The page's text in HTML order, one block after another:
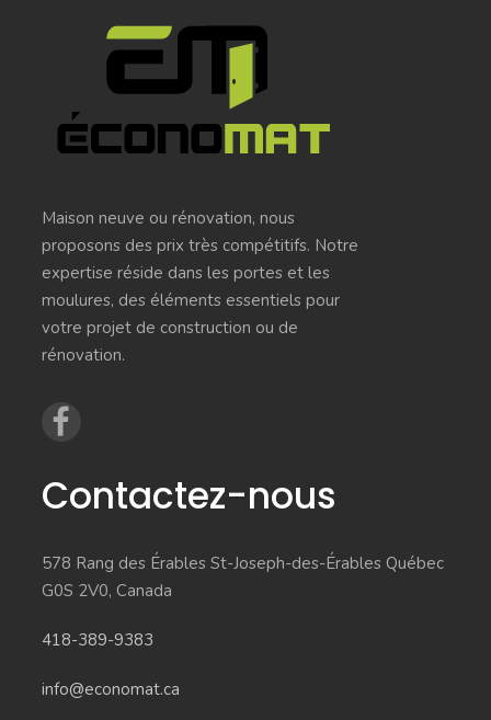
Maison neuve ou rénovation, nous
proposons des prix très compétitifs. Notre
expertise réside dans les portes et les
moulures, des éléments essentiels pour
votre projet de construction ou de
rénovation.
Contactez-nous
578 Rang des Érables St-Joseph-des-Érables Québec
G0S 2V0, Canada
418-389-9383
info@economat.ca